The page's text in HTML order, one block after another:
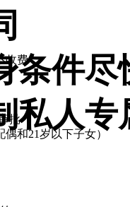
收费
批
偶和21岁以下子女）
条件尽
私人专